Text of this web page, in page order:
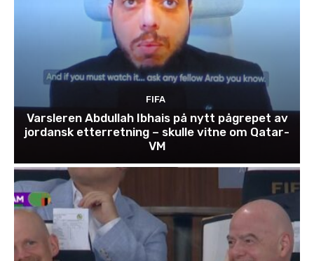
FIFA
Varsleren Abdullah Ibhais på nytt pågrepet av
jordansk etterretning – skulle vitne om Qatar-
VM